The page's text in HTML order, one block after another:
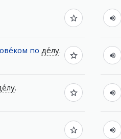
по де́лу.
.